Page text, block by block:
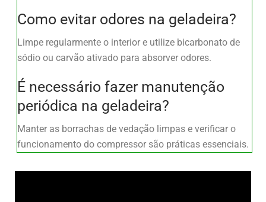
Como evitar odores na geladeira?
Limpe regularmente o interior e utilize bicarbonato de
sódio ou carvão ativado para absorver odores.
É necessário fazer manutenção
periódica na geladeira?
Manter as borrachas de vedação limpas e verificar o
funcionamento do compressor são práticas essenciais.